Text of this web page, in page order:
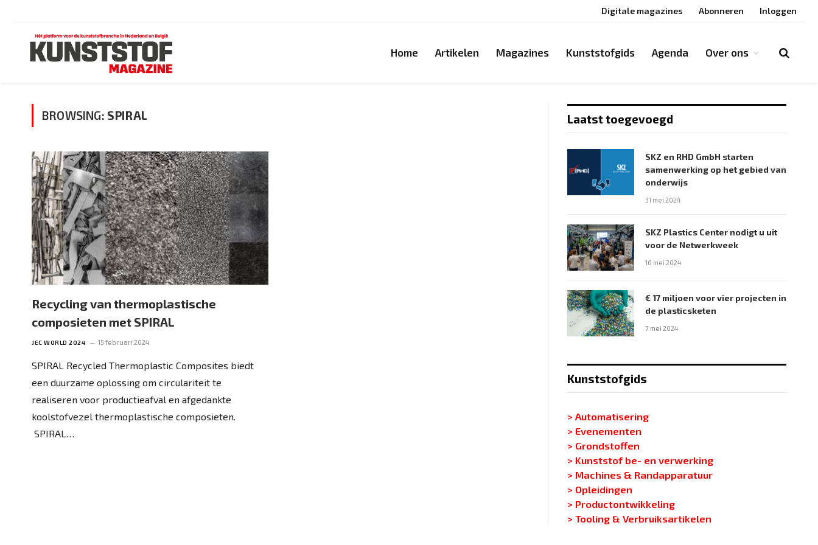
Digitale magazines Abonneren Inloggen
Home Artikelen Magazines Kunststofgids Agenda Over ons
BROWSING: SPIRAL
Recycling van thermoplastische
composieten met SPIRAL
JEC WORLD 2024 15 februari 2024
SPIRAL Recycled Thermoplastic Composites biedt
een duurzame oplossing om circulariteit te
realiseren voor productieafval en afgedankte
koolstofvezel thermoplastische composieten.
SPIRAL…
Laatst toegevoegd
SKZ en RHD GmbH starten
samenwerking op het gebied van
onderwijs
31 mei 2024
SKZ Plastics Center nodigt u uit
voor de Netwerkweek
16 mei 2024
€ 17 miljoen voor vier projecten in
de plasticsketen
7 mei 2024
Kunststofgids
> Automatisering
> Evenementen
> Grondstoffen
> Kunststof be- en verwerking
> Machines & Randapparatuur
> Opleidingen
> Productontwikkeling
> Tooling & Verbruiksartikelen